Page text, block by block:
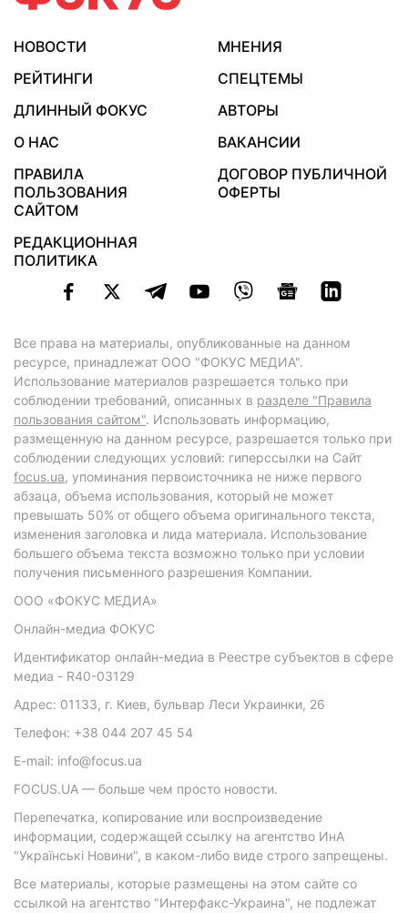
НОВОСТИ
МНЕНИЯ
РЕЙТИНГИ
СПЕЦТЕМЫ
ДЛИННЫЙ ФОКУС
АВТОРЫ
О НАС
ВАКАНСИИ
ПРАВИЛА
ПОЛЬЗОВАНИЯ
САЙТОМ
ДОГОВОР ПУБЛИЧНОЙ
ОФЕРТЫ
РЕДАКЦИОННАЯ
ПОЛИТИКА
Все права на материалы, опубликованные на данном
ресурсе, принадлежат ООО "ФОКУС МЕДИА".
Использование материалов разрешается только при
соблюдении требований, описанных в разделе "Правила
пользования сайтом". Использовать информацию,
размещенную на данном ресурсе, разрешается только при
соблюдении следующих условий: гиперссылки на Сайт
focus.ua, упоминания первоисточника не ниже первого
абзаца, объема использования, который не может
превышать 50% от общего объема оригинального текста,
изменения заголовка и лида материала. Использование
большего объема текста возможно только при условии
получения письменного разрешения Компании.
ООО «ФОКУС МЕДИА»
Онлайн-медиа ФОКУС
Идентификатор онлайн-медиа в Реестре субъектов в сфере
медиа - R40-03129
Адрес: 01133, г. Киев, бульвар Леси Украинки, 26
Телефон: +38 044 207 45 54
E-mail: info@focus.ua
FOCUS.UA — больше чем просто новости.
Перепечатка, копирование или воспроизведение
информации, содержащей ссылку на агентство ИнА
"Українські Новини", в каком-либо виде строго запрещены.
Все материалы, которые размещены на этом сайте со
ссылкой на агентство "Интерфакс-Украина", не подлежат